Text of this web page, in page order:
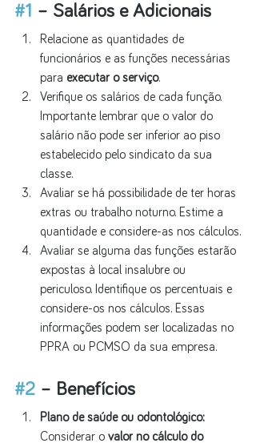
#1 – Salários e Adicionais
Relacione as quantidades de
funcionários e as funções necessárias
para executar o serviço.
Verifique os salários de cada função.
Importante lembrar que o valor do
salário não pode ser inferior ao piso
estabelecido pelo sindicato da sua
classe.
Avaliar se há possibilidade de ter horas
extras ou trabalho noturno. Estime a
quantidade e considere-as nos cálculos.
Avaliar se alguma das funções estarão
expostas à local insalubre ou
periculoso. Identifique os percentuais e
considere-os nos cálculos. Essas
informações podem ser localizadas no
PPRA ou PCMSO da sua empresa.
#2 – Benefícios
Plano de saúde ou odontológico:
Considerar o valor no cálculo do